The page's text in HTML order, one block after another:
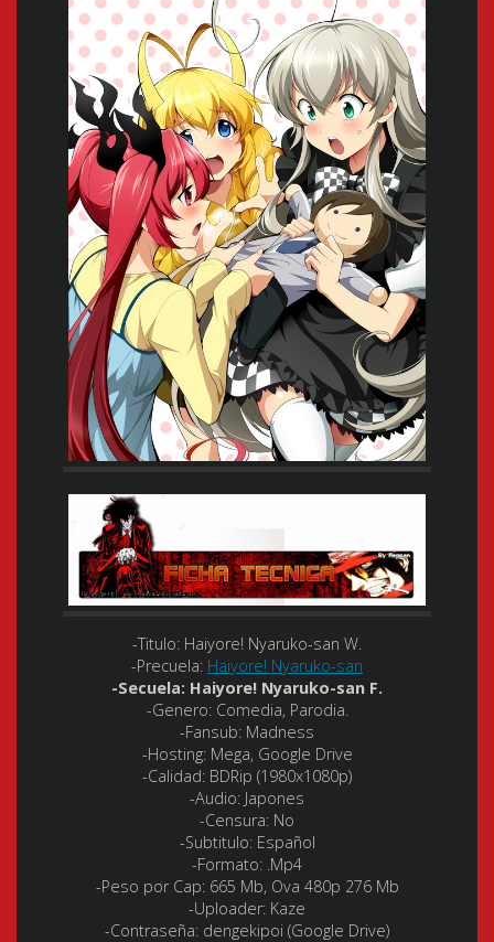
-Titulo: Haiyore! Nyaruko-san W.
-Precuela: Haiyore! Nyaruko-san
-Secuela: Haiyore! Nyaruko-san F.
-Genero:Comedia, Parodia.
-Fansub: Madness
-Hosting: Mega, Google Drive
-Calidad: BDRip (1980x1080p)
-Audio: Japones
-Censura: No
-Subtitulo:Español
-Formato: .Mp4
-Peso por Cap: 665 Mb, Ova 480p 276 Mb
-Uploader: Kaze
-Contraseña: dengekipoi (Google Drive)